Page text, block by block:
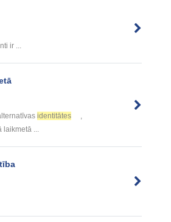
ir ...
identitātes
...